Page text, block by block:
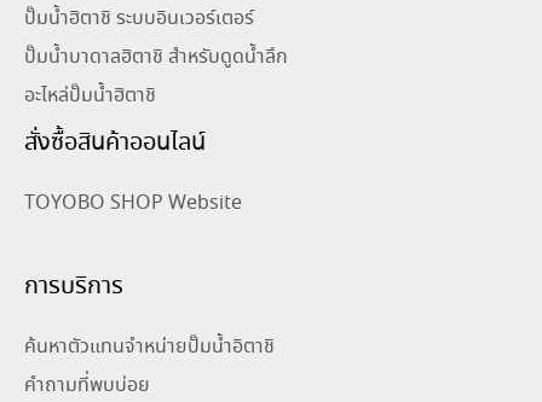
ปั๊มน้ำฮิตาชิ ระบบอินเวอร์เตอร์
ปั๊มน้ำบาดาลฮิตาชิ สำหรับดูดน้ำลึก
อะไหล่ปั๊มน้ำฮิตาชิ
สั่งซื้อสินค้าออนไลน์
TOYOBO SHOP Website
การบริการ
ค้นหาตัวแทนจำหน่ายปั๊มน้ำอิตาชิ
คำถามที่พบบ่อย